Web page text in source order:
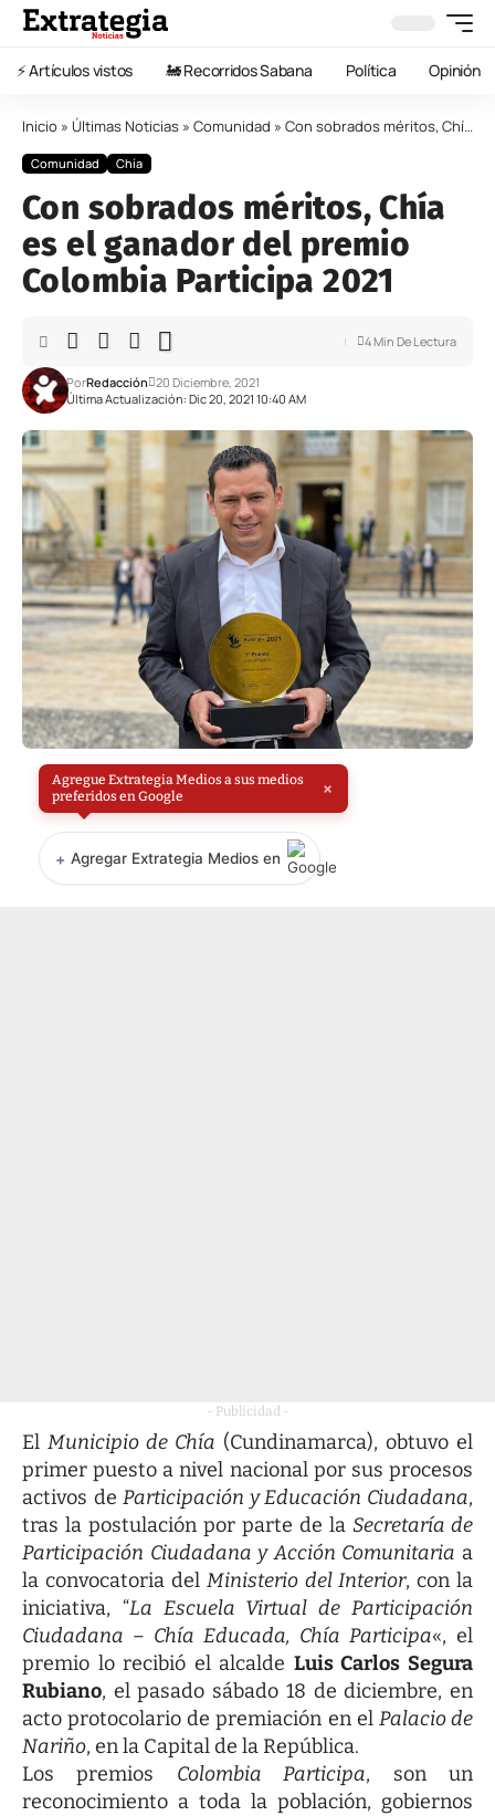
⚡️ Artículos vistos 🚂 Recorridos Sabana Política Opinión
Inicio » Últimas Noticias » Comunidad » Con sobrados méritos, Chía es el ganador del premio Colombia Participa 2021
Comunidad Chía
Con sobrados méritos, Chía
es el ganador del premio
Colombia Participa 2021
Última Actualización: Dic 20, 2021 10:40 AM
PorRedacción 20 Diciembre, 2021
4 Min De Lectura
Agregue Extrategia Medios a sus medios
preferidos en Google
×
+ Agregar Extrategia Medios en
- Publicidad -
El Municipio de Chía (Cundinamarca), obtuvo el
primer puesto a nivel nacional por sus procesos
activos deParticipación y Educación Ciudadana,
tras la postulación por parte de la Secretaría de
Participación Ciudadana y Acción Comunitaria a
la convocatoria delMinisterio del Interior, con la
iniciativa, “La Escuela Virtual de Participación
Ciudadana – Chía Educada, Chía Participa«, el
premio lo recibió el alcalde Luis Carlos Segura
Rubiano, el pasado sábado 18 de diciembre, en
acto protocolario de premiación en el Palacio de
Nariño, en la Capital de la República.
Los premios Colombia Participa, son un
reconocimiento a toda la población, gobiernos